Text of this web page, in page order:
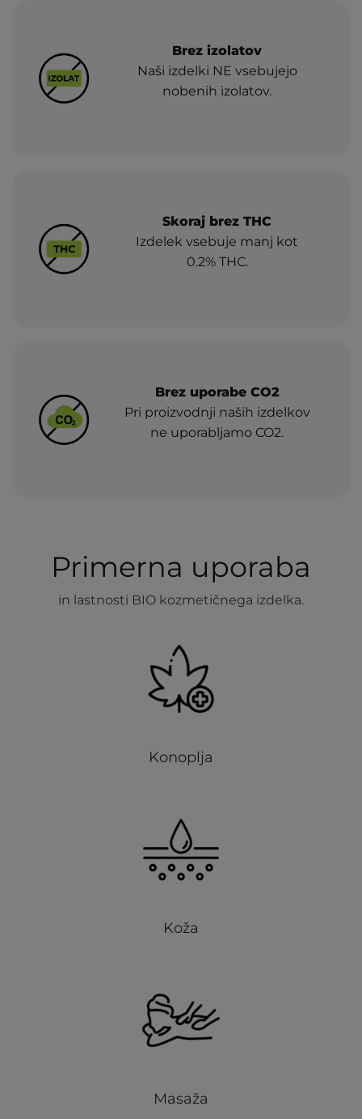
Brez izolatov
Naši izdelki NE vsebujejo
nobenih izolatov.
Skoraj brez THC
Izdelek vsebuje manj kot
0.2% THC.
Brez uporabe CO2
Pri proizvodnji naših izdelkov
ne uporabljamo CO2.
Primerna uporaba
in lastnosti BIO kozmetičnega izdelka.
Konoplja
Koža
Masaža